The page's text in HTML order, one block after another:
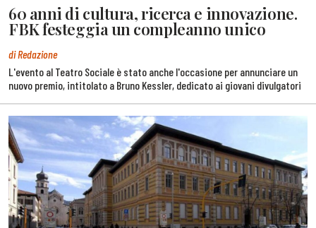
60 anni di cultura, ricerca e innovazione.
FBK festeggia un compleanno unico
di Redazione
L'evento al Teatro Sociale è stato anche l'occasione per annunciare un
nuovo premio, intitolato a Bruno Kessler, dedicato ai giovani divulgatori